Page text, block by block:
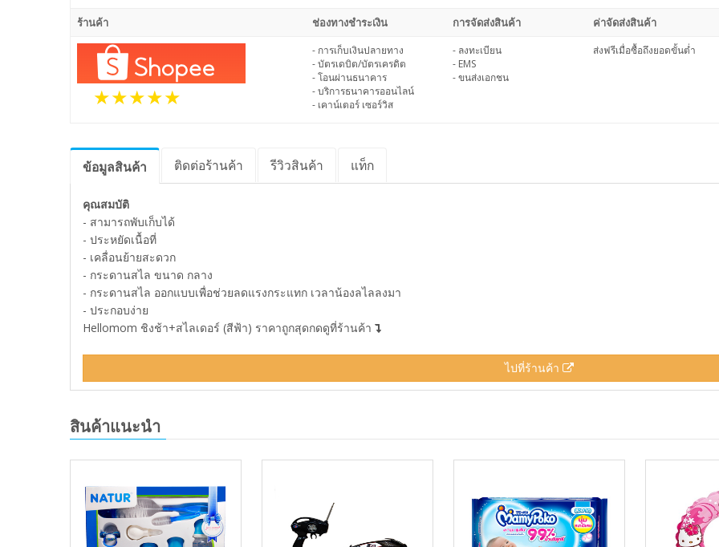
ร้านค้า ช่องทางชำระเงิน การจัดส่งสินค้า ค่าจัดส่งสินค้า
- การเก็บเงินปลายทาง
- บัตรเดบิต/บัตรเครดิต
- โอนผ่านธนาคาร
- บริการธนาคารออนไลน์
- เคาน์เตอร์ เซอร์วิส
- ลงทะเบียน
- EMS
- ขนส่งเอกชน
ส่งฟรีเมื่อซื้อถึงยอดขั้นต่ำ
ข้อมูลสินค้า ติดต่อร้านค้า รีวิวสินค้า แท็ก
คุณสมบัติ
- สามารถพับเก็บได้
- ประหยัดเนื้อที่
- เคลื่อนย้ายสะดวก
- กระดานสไล ขนาด กลาง
- กระดานสไล ออกแบบเพื่อช่วยลดแรงกระแทก เวลาน้องลไลลงมา
- ประกอบง่าย
Hellomom ชิงช้า+สไลเดอร์ (สีฟ้า) ราคาถูกสุดกดดูที่ร้านค้า
ไปที่ร้านค้า
สินค้าแนะนำ